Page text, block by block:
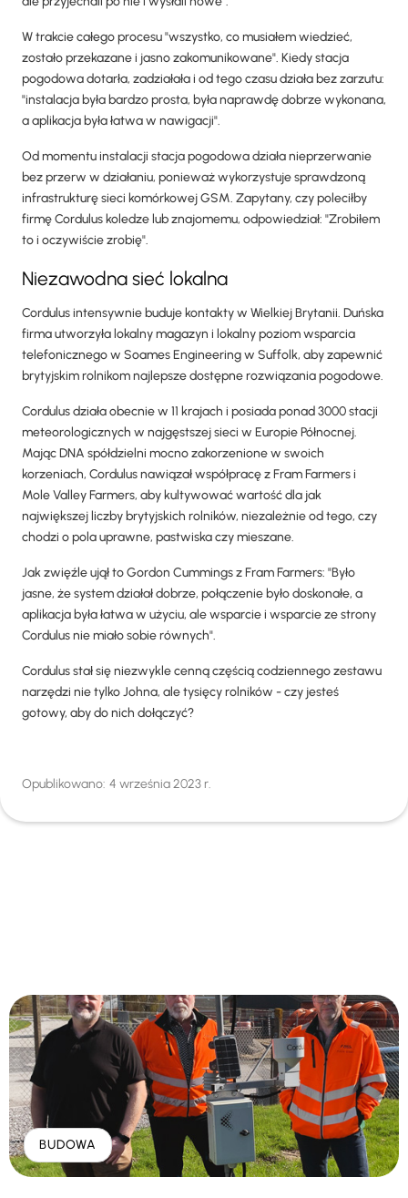
W trakcie całego procesu "wszystko, co musiałem wiedzieć,
zostało przekazane i jasno zakomunikowane". Kiedy stacja
pogodowa dotarła, zadziałała i od tego czasu działa bez zarzutu:
"instalacja była bardzo prosta, była naprawdę dobrze wykonana,
a aplikacja była łatwa w nawigacji".
Od momentu instalacji stacja pogodowa działa nieprzerwanie
bez przerw w działaniu, ponieważ wykorzystuje sprawdzoną
infrastrukturę sieci komórkowej GSM. Zapytany, czy poleciłby
firmę Cordulus koledze lub znajomemu, odpowiedział: "Zrobiłem
to i oczywiście zrobię".
Niezawodna sieć lokalna
Cordulus intensywnie buduje kontakty w Wielkiej Brytanii. Duńska
firma utworzyła lokalny magazyn i lokalny poziom wsparcia
telefonicznego w Soames Engineering w Suffolk, aby zapewnić
brytyjskim rolnikom najlepsze dostępne rozwiązania pogodowe.
Cordulus działa obecnie w 11 krajach i posiada ponad 3000 stacji
meteorologicznych w najgęstszej sieci w Europie Północnej.
Mając DNA spółdzielni mocno zakorzenione w swoich
korzeniach, Cordulus nawiązał współpracę z Fram Farmers i
Mole Valley Farmers, aby kultywować wartość dla jak
największej liczby brytyjskich rolników, niezależnie od tego, czy
chodzi o pola uprawne, pastwiska czy mieszane.
Jak zwięźle ujął to Gordon Cummings z Fram Farmers: "Było
jasne, że system działał dobrze, połączenie było doskonałe, a
aplikacja była łatwa w użyciu, ale wsparcie i wsparcie ze strony
Cordulus nie miało sobie równych".
Cordulus stał się niezwykle cenną częścią codziennego zestawu
narzędzi nie tylko Johna, ale tysięcy rolników - czy jesteś
gotowy, aby do nich dołączyć?
Opublikowano: 4 września 2023 r.
BUDOWA